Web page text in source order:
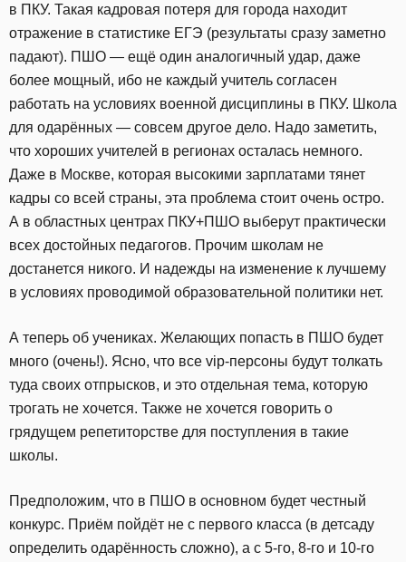
в ПКУ. Такая кадровая потеря для города находит
отражение в статистике ЕГЭ (результаты сразу заметно
падают). ПШО — ещё один аналогичный удар, даже
более мощный, ибо не каждый учитель согласен
работать на условиях военной дисциплины в ПКУ. Школа
для одарённых — совсем другое дело. Надо заметить,
что хороших учителей в регионах осталась немного.
Даже в Москве, которая высокими зарплатами тянет
кадры со всей страны, эта проблема стоит очень остро.
А в областных центрах ПКУ+ПШО выберут практически
всех достойных педагогов. Прочим школам не
достанется никого. И надежды на изменение к лучшему
в условиях проводимой образовательной политики нет.
А теперь об учениках. Желающих попасть в ПШО будет
много (очень!). Ясно, что все vip-персоны будут толкать
туда своих отпрысков, и это отдельная тема, которую
трогать не хочется. Также не хочется говорить о
грядущем репетиторстве для поступления в такие
школы.
Предположим, что в ПШО в основном будет честный
конкурс. Приём пойдёт не с первого класса (в детсаду
определить одарённость сложно), а с 5-го, 8-го и 10-го